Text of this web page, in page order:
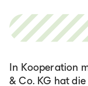
In Kooperation
& Co. KG hat